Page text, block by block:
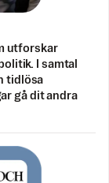
utforskar
I samtal
tidlösa
gå dit andra